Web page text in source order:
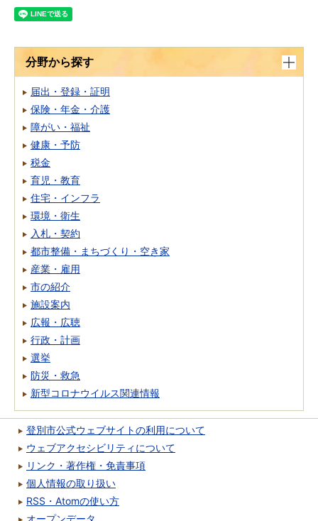
分野から探す
届出・登録・証明
保険・年金・介護
障がい・福祉
健康・予防
税金
育児・教育
住宅・インフラ
環境・衛生
入札・契約
都市整備・まちづくり・空き家
産業・雇用
市の紹介
施設案内
広報・広聴
行政・計画
選挙
防災・救急
新型コロナウイルス関連情報
登別市公式ウェブサイトの利用について
ウェブアクセシビリティについて
リンク・著作権・免責事項
個人情報の取り扱い
RSS・Atomの使い方
オープンデータ